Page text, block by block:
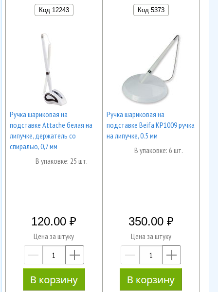
Код 12243
Ручка шариковая на
подставке Attache белая на
липучке, держатель со
спиралью, 0,7 мм
В упаковке: 25 шт.
120.00
Цена за штуку
—
Код 5373
Ручка шариковая на
подставке Beifa KP1009 ручка
на липучке, 0.5 мм
В упаковке: 6 шт.
350.00
Цена за штуку
—